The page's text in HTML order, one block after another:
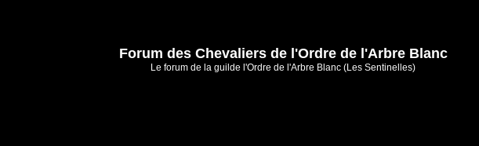
Forum des Chevaliers de l'Ordre de l'Arbre Blanc
Le forum de la guilde l'Ordre de l'Arbre Blanc (Les Sentinelles)